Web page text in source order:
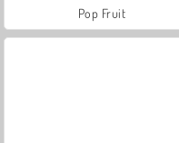
Pop Fruit